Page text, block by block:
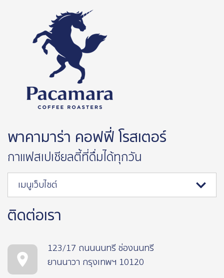
พาคามาร่า คอฟฟี่ โรสเตอร์
กาแฟสเปเชียลตี้ที่ดื่มได้ทุกวัน
เมนูเว็บไซต์
ติดต่อเรา
123/17 ถนนนนทรี ช่องนนทรี
ยานนาวา กรุงเทพฯ 10120